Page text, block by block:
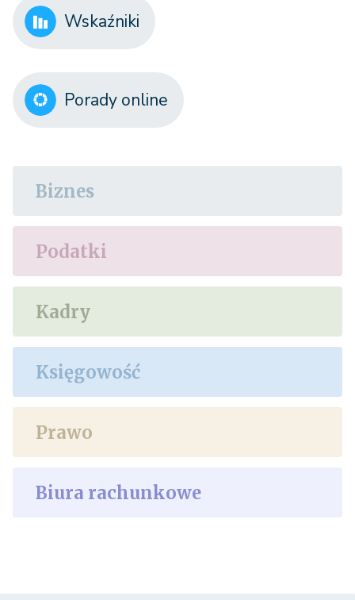
Wskaźniki
Porady online
Biznes
Podatki
Kadry
Księgowość
Prawo
Biura rachunkowe